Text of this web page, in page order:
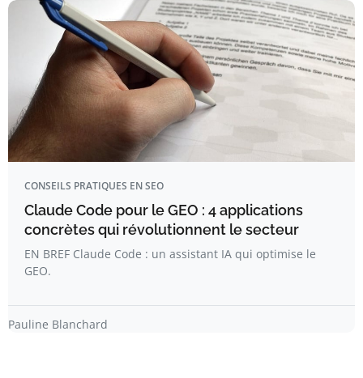
CONSEILS PRATIQUES EN SEO
Claude Code pour le GEO : 4 applications
concrètes qui révolutionnent le secteur
EN BREF Claude Code : un assistant IA qui optimise le
GEO.
Pauline Blanchard